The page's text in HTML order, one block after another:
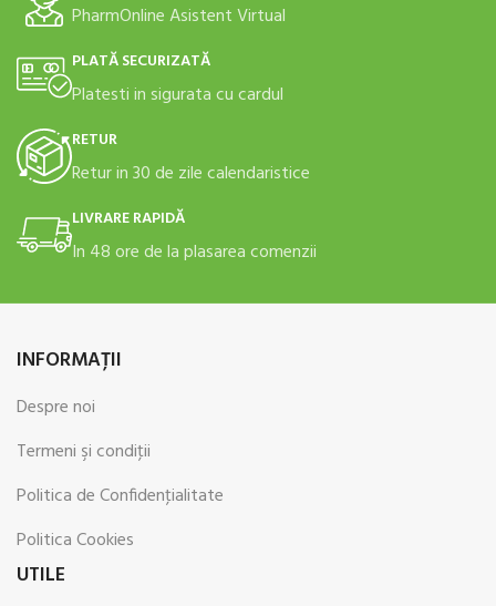
PharmOnline Asistent Virtual
PLATĂ SECURIZATĂ
Platesti in sigurata cu cardul
RETUR
Retur in 30 de zile calendaristice
LIVRARE RAPIDĂ
In 48 ore de la plasarea comenzii
INFORMAŢII
Despre noi
Termeni şi condiţii
Politica de Confidenţialitate
Politica Cookies
UTILE